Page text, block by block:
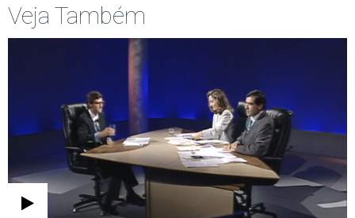
Veja Também